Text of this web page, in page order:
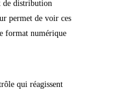
de distribution
permet de voir ces
format numérique
qui réagissent